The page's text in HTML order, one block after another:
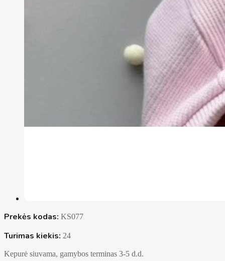
Prekės kodas: KS077
Turimas kiekis: 24
Kepurė siuvama, gamybos terminas 3-5 d.d.